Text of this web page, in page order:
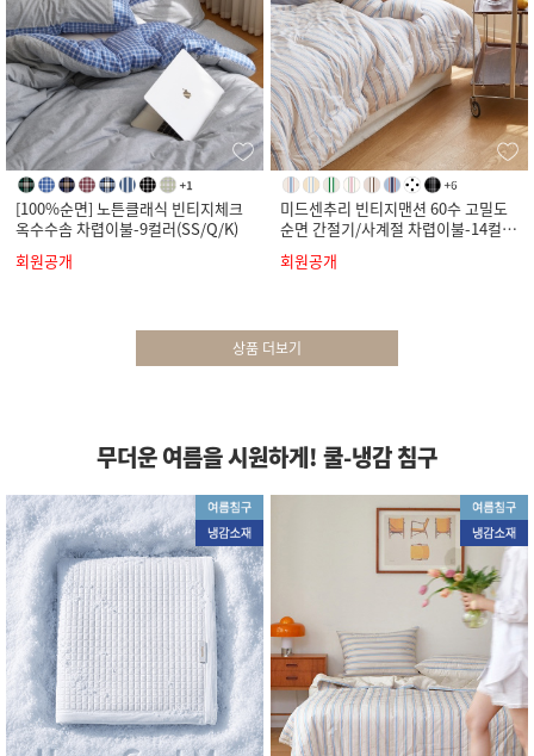
[100%순면] 노튼클래식 빈티지체크
옥수수솜 차렵이불-9컬러(SS/Q/K)
회원공개
미드센추리 빈티지맨션 60수 고밀도
순면 간절기/사계절 차렵이불-14컬러
회원공개
상품 더보기
무더운 여름을 시원하게! 쿨-냉감 침구